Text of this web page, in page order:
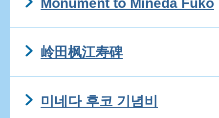
Monument to Mineda Fūkō
岭田枫江寿碑
미네다 후코 기념비